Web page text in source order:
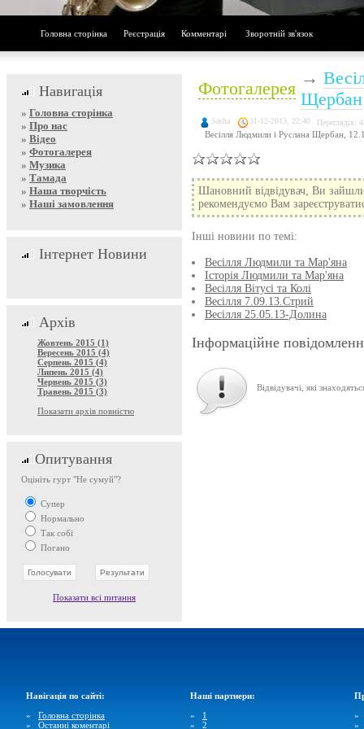
Головна сторінка Реєстрація Комментарі Зворотній зв'язок
Навигація
» Головна сторінка
» Про нас
» Відео
» Фотогалерея
» Музика
» Тамада
» Наша творчість
» Наші замовлення
Інтернет Новини
Архів
Жовтень 2015 (1)
Вересень 2015 (4)
Серпень 2015 (4)
Липень 2015 (4)
Червень 2015 (3)
Травень 2015 (3)
Показати архів повністю
Опитування
Оцініть гурт "Не сумуй"?
Супер
Нормально
Так собі
Погано
Показати всі питання
Фотогалерея
→
Щербан
Sasha 31-12-2013, 22:40 Переглядів:
Весілля Людмили і Руслана Щербан,
Шановний відвідувач, Ви
рекомендуємо Вам
Інші новини по темі:
Весілля Людмили та Мар'яна
Історія Людмили та Мар'яна
Весілля Вітусі та Колі
Весілля 7.09.13.Стрий
Весілля 25.05.13-Долина
Інформаційне
Відвідувачі, які
Навігація по сайті:
» Головна сторінка
» Останні коментарі
Наші партнери:
» 1
» 2